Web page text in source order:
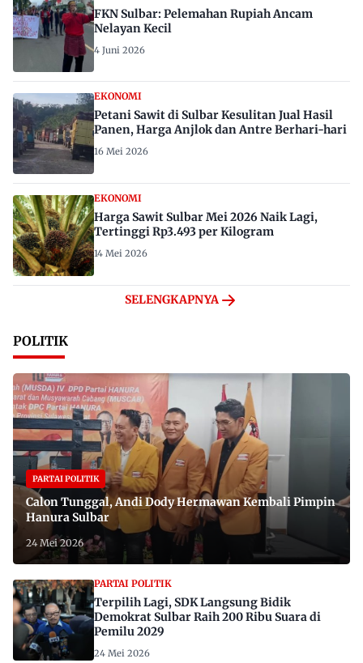
FKN Sulbar: Pelemahan Rupiah Ancam
Nelayan Kecil
4 Juni 2026
EKONOMI
Petani Sawit di Sulbar Kesulitan Jual Hasil
Panen, Harga Anjlok dan Antre Berhari-hari
16 Mei 2026
EKONOMI
Harga Sawit Sulbar Mei 2026 Naik Lagi,
Tertinggi Rp3.493 per Kilogram
14 Mei 2026
SELENGKAPNYA
POLITIK
PARTAI POLITIK
Calon Tunggal, Andi Dody Hermawan Kembali Pimpin
Hanura Sulbar
24 Mei 2026
PARTAI POLITIK
Terpilih Lagi, SDK Langsung Bidik
Demokrat Sulbar Raih 200 Ribu Suara di
Pemilu 2029
24 Mei 2026